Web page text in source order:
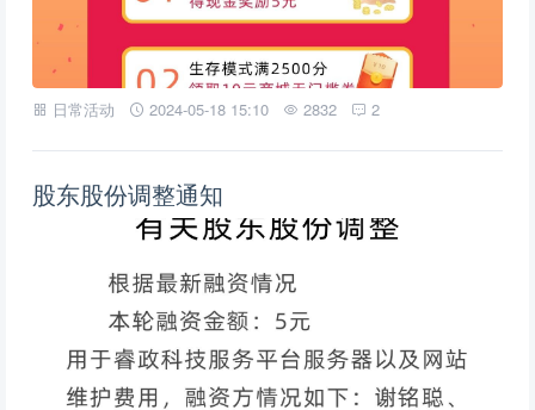
日常活动 2024-05-18 15:10 2832 2
股东股份调整通知